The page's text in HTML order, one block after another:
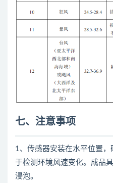
七、注意事项
1、传感器安装在水平位置
于检测环境风速变化。成品
浸泡。